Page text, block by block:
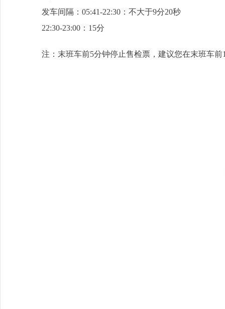
发车间隔：05:41-22:30：不大于9分20秒
22:30-23:00：15分
注：末班车前5分钟停止售检票，建议您在末班车前